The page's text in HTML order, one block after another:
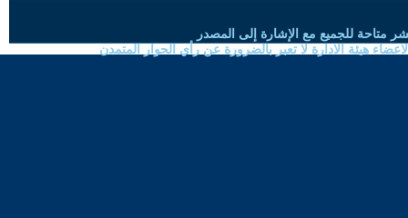
متاحة للجميع مع الإشارة إلى المصدر
هيئة الادارة لا تعبر بالضرورة عن رأي الحوار المتمدن